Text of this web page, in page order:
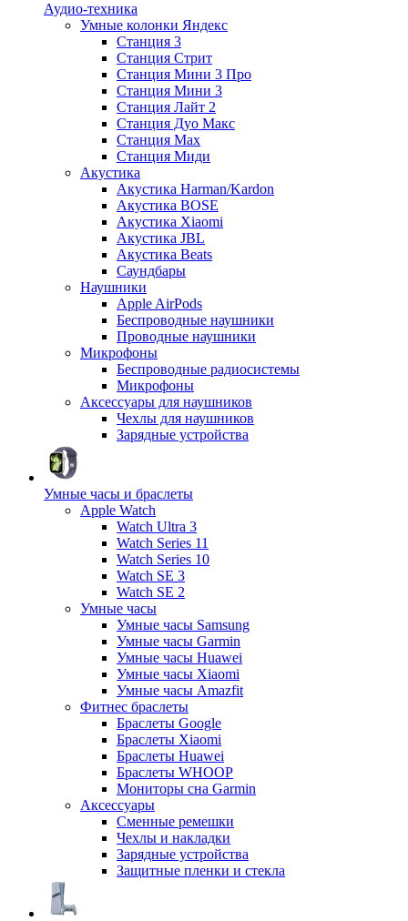
Аудио-техника
Умные колонки Яндекс
Станция 3
Станция Стрит
Станция Мини 3 Про
Станция Мини 3
Станция Лайт 2
Станция Дуо Макс
Станция Max
Станция Миди
Акустика
Акустика Harman/Kardon
Акустика BOSE
Акустика Xiaomi
Акустика JBL
Акустика Beats
Саундбары
Наушники
Apple AirPods
Беспроводные наушники
Проводные наушники
Микрофоны
Беспроводные радиосистемы
Микрофоны
Аксессуары для наушников
Чехлы для наушников
Зарядные устройства
Умные часы и браслеты
Apple Watch
Watch Ultra 3
Watch Series 11
Watch Series 10
Watch SE 3
Watch SE 2
Умные часы
Умные часы Samsung
Умные часы Garmin
Умные часы Huawei
Умные часы Xiaomi
Умные часы Amazfit
Фитнес браслеты
Браслеты Google
Браслеты Xiaomi
Браслеты Huawei
Браслеты WHOOP
Мониторы сна Garmin
Аксессуары
Сменные ремешки
Чехлы и накладки
Зарядные устройства
Защитные пленки и стекла